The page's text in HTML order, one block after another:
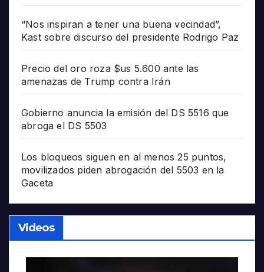
“Nos inspiran a tener una buena vecindad”,
Kast sobre discurso del presidente Rodrigo Paz
Precio del oro roza $us 5.600 ante las
amenazas de Trump contra Irán
Gobierno anuncia la emisión del DS 5516 que
abroga el DS 5503
Los bloqueos siguen en al menos 25 puntos,
movilizados piden abrogación del 5503 en la
Gaceta
Videos